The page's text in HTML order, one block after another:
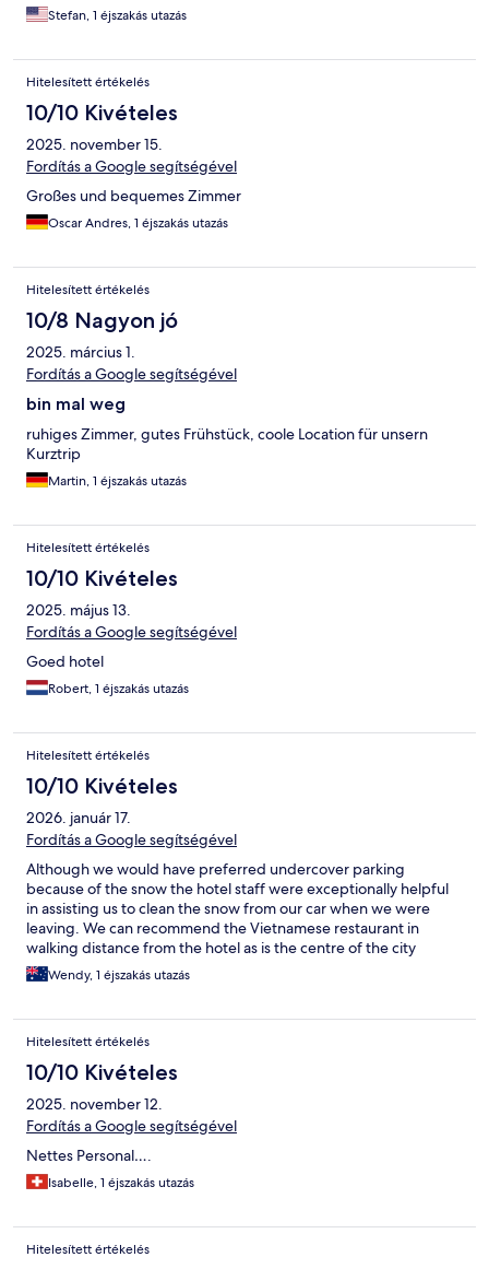
Stefan, 1 éjszakás utazás
Hitelesített értékelés
10/10 Kivételes
2025. november 15.
Fordítás a Google segítségével
Großes und bequemes Zimmer
Oscar Andres, 1 éjszakás utazás
Hitelesített értékelés
10/8 Nagyon jó
2025. március 1.
Fordítás a Google segítségével
bin mal weg
ruhiges Zimmer, gutes Frühstück, coole Location für unsern
Kurztrip
Martin, 1 éjszakás utazás
Hitelesített értékelés
10/10 Kivételes
2025. május 13.
Fordítás a Google segítségével
Goed hotel
Robert, 1 éjszakás utazás
Hitelesített értékelés
10/10 Kivételes
2026. január 17.
Fordítás a Google segítségével
Although we would have preferred undercover parking
because of the snow the hotel staff were exceptionally helpful
in assisting us to clean the snow from our car when we were
leaving. We can recommend the Vietnamese restaurant in
walking distance from the hotel as is the centre of the city
Wendy, 1 éjszakás utazás
Hitelesített értékelés
10/10 Kivételes
2025. november 12.
Fordítás a Google segítségével
Nettes Personal….
Isabelle, 1 éjszakás utazás
Hitelesített értékelés